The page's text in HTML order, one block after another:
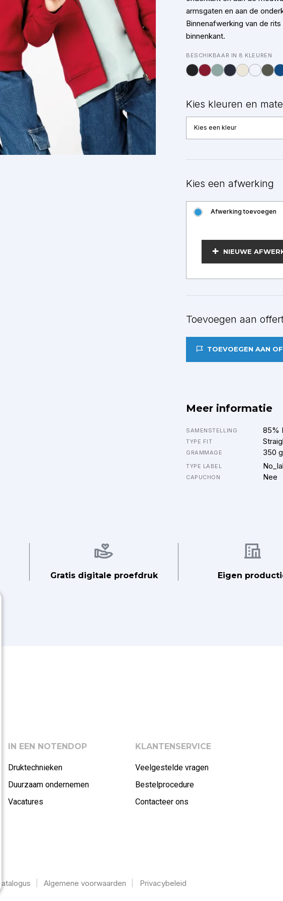
armsgaten en aan de
Binnenafwerking van de
binnenkant.
BESCHIKBAAR IN 8 KLEUREN
Kies kleuren en
Kies een kleur
Kies een afwerking
Afwerking toevoegen
NIEUWE
BEWERKEN
Toevoegen aan
TOEVOEGEN AAN
Meer informatie
SAMENSTELLING 85%
TYPE FIT
GRAMMAGE 350
TYPE LABEL
CAPUCHON Nee
Afbeelding
Gratis digitale proefdruk
Afbeelding
Eigen
IN EEN NOTENDOP
Druktechnieken
Duurzaam ondernemen
Vacatures
KLANTENSERVICE
Veelgestelde vragen
Bestelprocedure
Contacteer ons
Catalogus Algemene voorwaarden Privacybeleid